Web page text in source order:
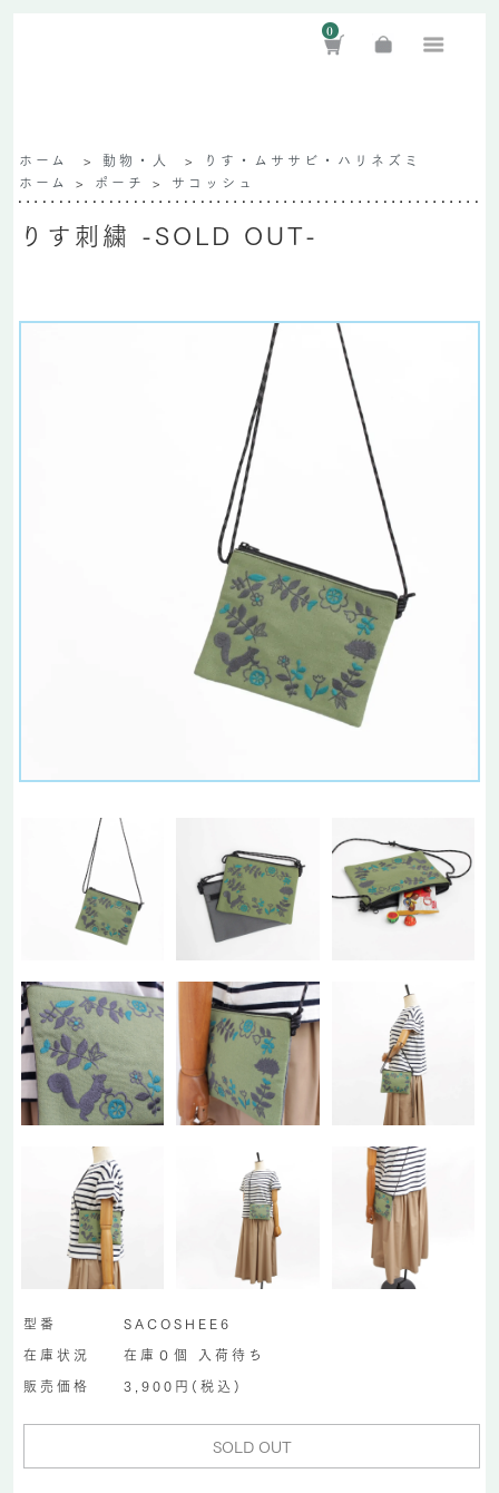
0
ホーム > 動物・人 >
りす・ムササビ・ハリネズミ
ホーム > ポーチ > サコッシュ
りす刺繍 -SOLD OUT-
型番
SACOSHEE6
在庫状況
在庫０個 入荷待ち
販売価格
3,900円(税込)
SOLD OUT